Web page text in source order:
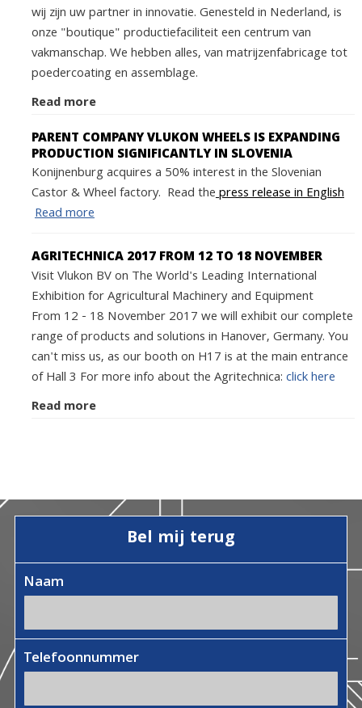
wij zijn uw partner in innovatie. Genesteld in Nederland, is
onze "boutique" productiefaciliteit een centrum van
vakmanschap. We hebben alles, van matrijzenfabricage tot
poedercoating en assemblage.
Read more
PARENT COMPANY VLUKON WHEELS IS EXPANDING
PRODUCTION SIGNIFICANTLY IN SLOVENIA
Konijnenburg acquires a 50% interest in the Slovenian
Castor & Wheel factory. Read thepress release in English
Read more
AGRITECHNICA 2017 FROM 12 TO 18 NOVEMBER
Visit Vlukon BV on The World's Leading International
Exhibition for Agricultural Machinery and Equipment
From 12 - 18 November 2017 we will exhibit our complete
range of products and solutions in Hanover, Germany. You
can't miss us, as our booth on H17 is at the main entrance
of Hall 3 For more info about the Agritechnica:click here
Read more
Bel mij terug
Naam
Telefoonnummer